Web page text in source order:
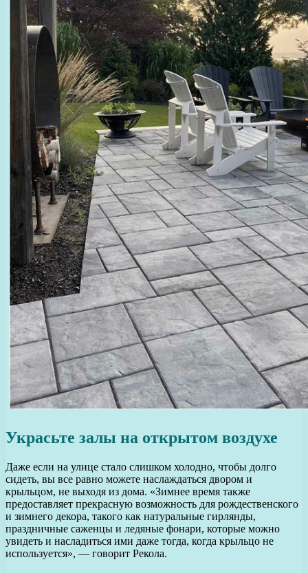
Украсьте залы на открытом воздухе
Даже если на улице стало слишком холодно, чтобы долго
сидеть, вы все равно можете наслаждаться двором и
крыльцом, не выходя из дома. «Зимнее время также
предоставляет прекрасную возможность для рождественского
и зимнего декора, такого как натуральные гирлянды,
праздничные саженцы и ледяные фонари, которые можно
увидеть и насладиться ими даже тогда, когда крыльцо не
используется», — говорит Рекола.